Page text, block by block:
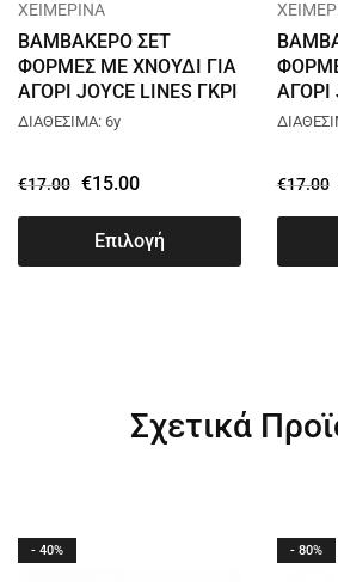
ΧΕΙΜΕΡΙΝΑ
ΒΑΜΒΑΚΕΡΟ ΣΕΤ
ΦΟΡΜΕΣ ΜΕ ΧΝΟΥΔΙ ΓΙΑ
ΑΓΟΡΙ JOYCE LINES ΓΚΡΙ
2564120
ΔΙΑΘΕΣΙΜΑ: 6y
€17.00 €15.00
Επιλογή
ΑΓΟΡΙ
€17.00
Σχετικά
- 40% - 80%